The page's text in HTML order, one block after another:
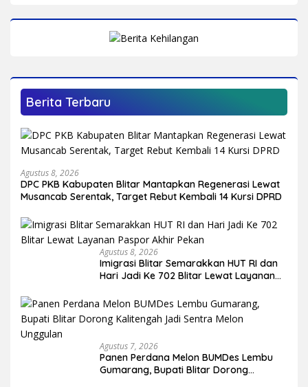
Berita Terbaru
Agustus 8, 2026
DPC PKB Kabupaten Blitar Mantapkan Regenerasi Lewat
Musancab Serentak, Target Rebut Kembali 14 Kursi DPRD
Agustus 8, 2026
Imigrasi Blitar Semarakkan HUT RI dan
Hari Jadi Ke 702 Blitar Lewat Layanan
Agustus 7, 2026
Panen Perdana Melon BUMDes Lembu
Gumarang, Bupati Blitar Dorong